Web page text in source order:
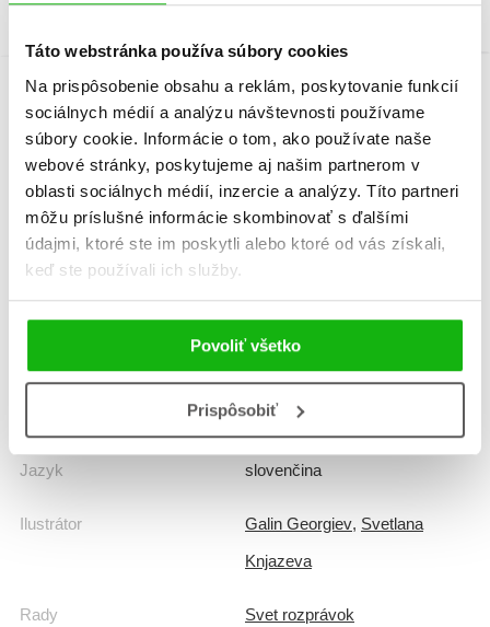
Táto webstránka používa súbory cookies
Na prispôsobenie obsahu a reklám, poskytovanie funkcií
sociálnych médií a analýzu návštevnosti používame
súbory cookie. Informácie o tom, ako používate naše
webové stránky, poskytujeme aj našim partnerom v
oblasti sociálnych médií, inzercie a analýzy. Títo partneri
môžu príslušné informácie skombinovať s ďalšími
údajmi, ktoré ste im poskytli alebo ktoré od vás získali,
keď ste používali ich služby.
Povoliť všetko
Prispôsobiť
Informácie
Žáner rozprávka
Počet strán 144
0,88 kg
Jazyk slovenčina
Ilustrátor Galin Georgiev, Svetlana
Knjazeva
Rady Svet rozprávok